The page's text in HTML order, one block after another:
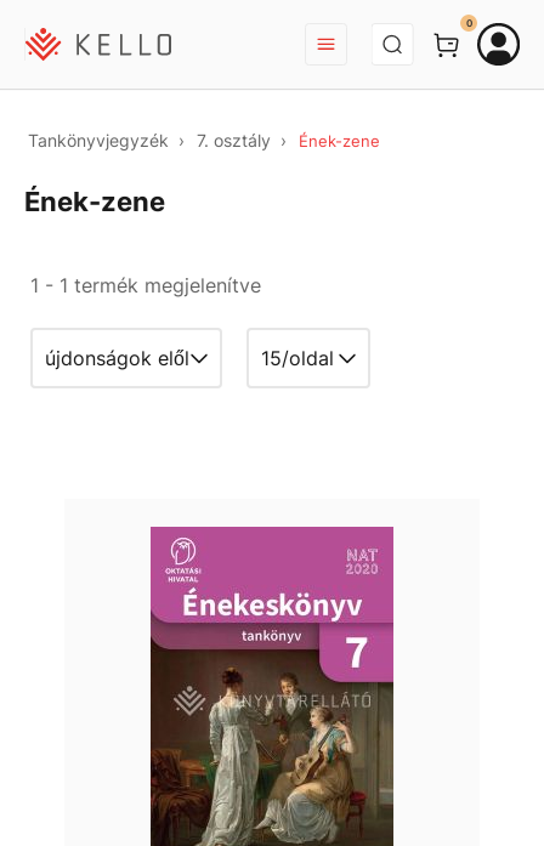
BEJELENTKEZÉS
0
Tankönyvjegyzék 7. osztály Ének-zene
Ének-zene
1 - 1 termék megjelenítve